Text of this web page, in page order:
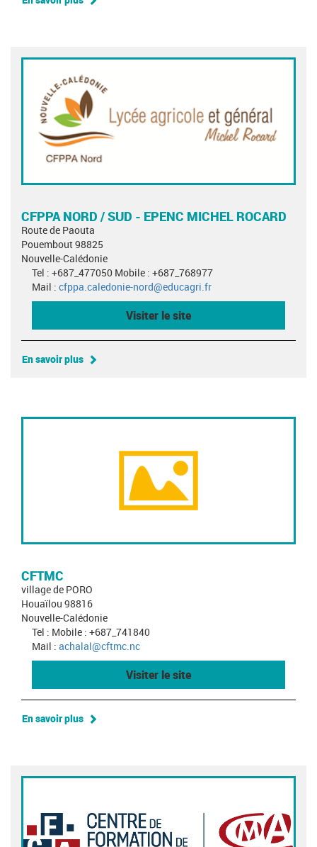
CFPPA NORD / SUD - EPENC MICHEL ROCARD
Route de Paouta
Pouembout 98825
Nouvelle-Calédonie
Tel : +687_477050 Mobile : +687_768977
Mail : cfppa.caledonie-nord@educagri.fr
Visiter le site
En savoir plus
CFTMC
village de PORO
Houaïlou 98816
Nouvelle-Calédonie
Tel : Mobile : +687_741840
Mail : achalal@cftmc.nc
Visiter le site
En savoir plus